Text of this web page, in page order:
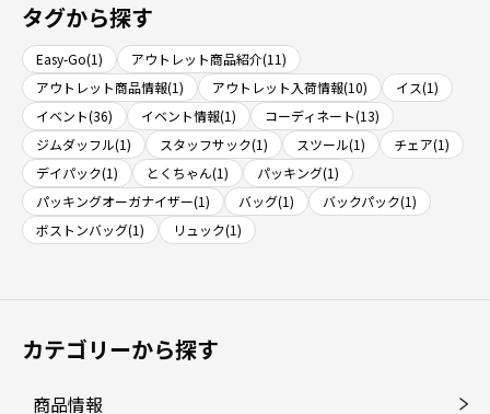
タグから探す
Easy-Go(1)
アウトレット商品紹介(11)
アウトレット商品情報(1)
アウトレット入荷情報(10)
イス(1)
イベント(36)
イベント情報(1)
コーディネート(13)
ジムダッフル(1)
スタッフサック(1) スツール(1)
チェア(1)
デイパック(1)
とくちゃん(1)
パッキング(1)
パッキングオーガナイザー(1)
バッグ(1)
バックパック(1)
ボストンバッグ(1)
リュック(1)
カテゴリーから探す
商品情報